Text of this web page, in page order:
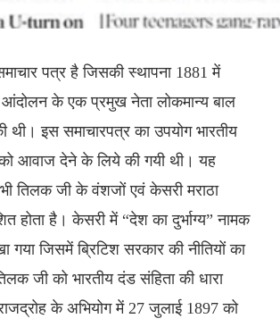
पत्र है जिसकी स्थापना 1881 में
आंदोलन के एक प्रमुख नेता लोकमान्य बाल
थी। इस समाचारपत्र का उपयोग भारतीय
आवाज देने के लिये की गयी थी। यह
तिलक जी के वंशजों एवं केसरी मराठा
होता है। केसरी में “देश का दुर्भाग्य” नामक
गया जिसमें ब्रिटिश सरकार की नीतियों का
जी को भारतीय दंड संहिता की धारा
के अभियोग में 27 जुलाई 1897 को